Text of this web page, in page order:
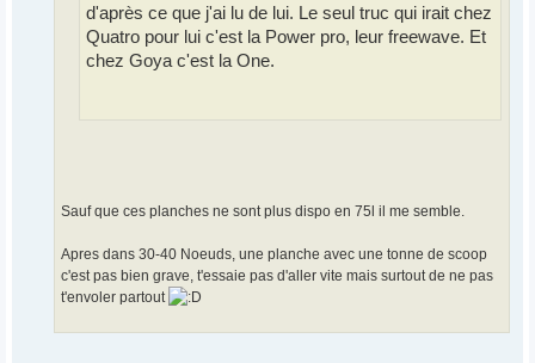
d'après ce que j'ai lu de lui. Le seul truc qui irait chez
Quatro pour lui c'est la Power pro, leur freewave. Et
chez Goya c'est la One.
Sauf que ces planches ne sont plus dispo en 75l il me semble.
Apres dans 30-40 Noeuds, une planche avec une tonne de scoop
c'est pas bien grave, t'essaie pas d'aller vite mais surtout de ne pas
t'envoler partout